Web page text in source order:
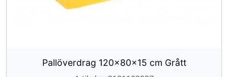
Pallöverdrag 120x80x15 cm Grått